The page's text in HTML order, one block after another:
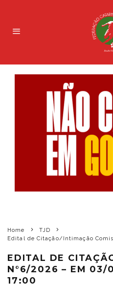
Home
TJD
Edital de Citação/Intimação
EDITAL DE
N°6/2026 – EM 03/
17:00